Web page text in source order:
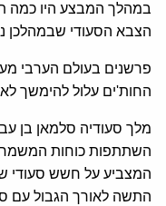
במהלך המבצע היו כמה
הצבא הסעודי שבמהלכן
פרשנים בעולם הערבי
החות'ים עלול להימשך
מלך סעודיה סלמאן בן
השתתפות כוחות המשמר
המצביע על חשש סעודי
התשה לאורך הגבול עם